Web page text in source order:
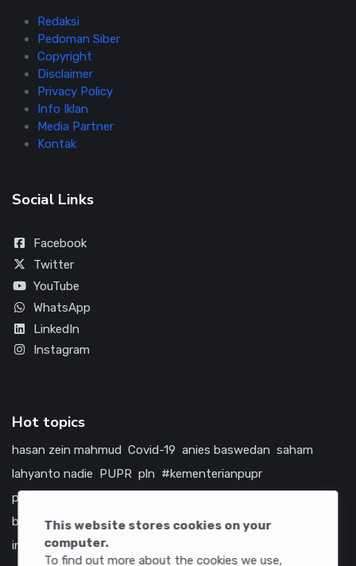
This website stores cookies on your
computer.
To find out more about the cookies we use,
Redaksi
Pedoman Siber
Copyright
Disclaimer
Privacy Policy
Info Iklan
Media Partner
Kontak
Social Links
Facebook
Twitter
YouTube
WhatsApp
LinkedIn
Instagram
Hot topics
hasan zein mahmud Covid-19 anies baswedan saham
lahyanto nadie PUPR pln #kementerianpupr
prabowo subianto
bumn
jasa marga jtts tol china amerika serikat
infrastruktur